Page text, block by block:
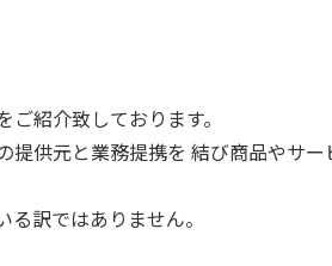
紹介致しております。
供元と業務提携を 結び商品やサー
訳ではありません。